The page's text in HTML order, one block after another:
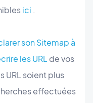
ici .
son Sitemap à
les URL de vos
URL soient plus
effectuées